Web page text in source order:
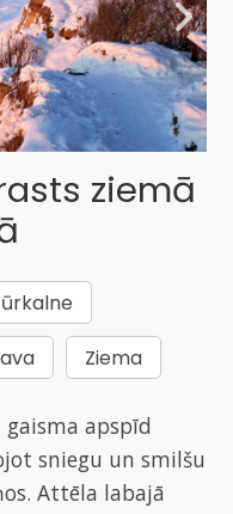
ziemā
Ziema
gaisma apspīd
sniegu un smilšu
Attēla labajā